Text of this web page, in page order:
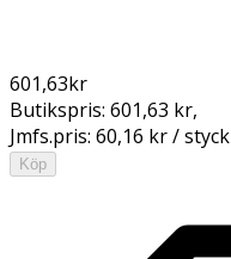
601,63kr
Butikspris: 601,63 kr,
Jmfs.pris: 60,16 kr / styck
Köp